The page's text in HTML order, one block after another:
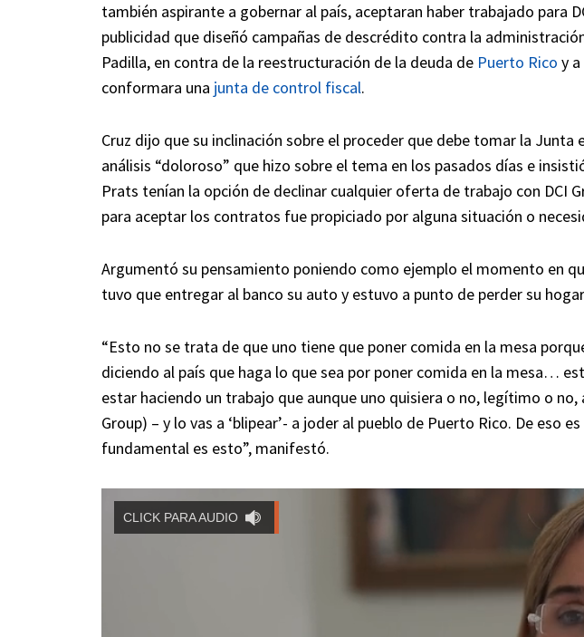
también aspirante a gobernar al país, aceptaran haber trabajado para
publicidad que diseñó campañas de descrédito contra la
Padilla, en contra de la reestructuración de la deuda de Puerto Rico y
conformara una junta de control fiscal.
Cruz dijo que su inclinación sobre el proceder que debe tomar la Junta
análisis “doloroso” que hizo sobre el tema en los pasados días e
Prats tenían la opción de declinar cualquier oferta de trabajo con DCI
para aceptar los contratos fue propiciado por alguna situación o
Argumentó su pensamiento poniendo como ejemplo el momento en
tuvo que entregar al banco su auto y estuvo a punto de perder su
“Esto no se trata de que uno tiene que poner comida en la mesa
diciendo al país que haga lo que sea por poner comida en la mesa…
estar haciendo un trabajo que aunque uno quisiera o no, legítimo o no,
Group) – y lo vas a ‘blipear’- a joder al pueblo de Puerto Rico. De eso
fundamental es esto”, manifestó.